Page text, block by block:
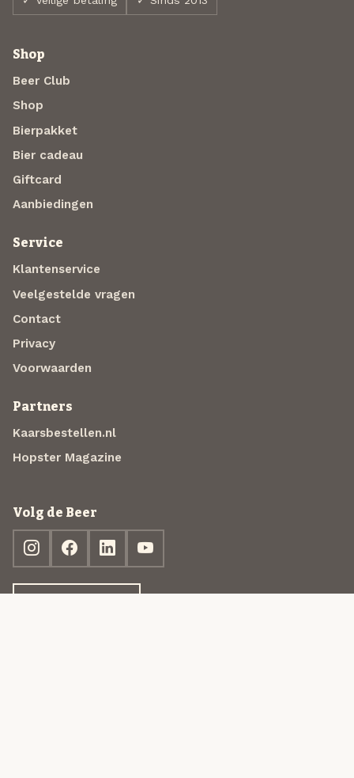
Shop
Beer Club
Shop
Bierpakket
Bier cadeau
Giftcard
Aanbiedingen
Service
Klantenservice
Veelgestelde vragen
Contact
Privacy
Voorwaarden
Partners
Kaarsbestellen.nl
Hopster Magazine
Volg de Beer